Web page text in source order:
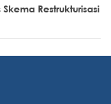
Restrukturisasi